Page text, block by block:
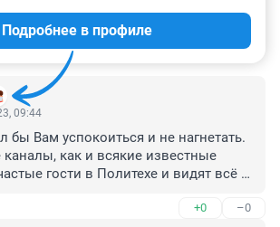
6
Подробнее в профиле
09:44
бы Вам успокоиться и не нагнетать.
как и всякие известные
гости в Политехе и видят всё
+0 –0